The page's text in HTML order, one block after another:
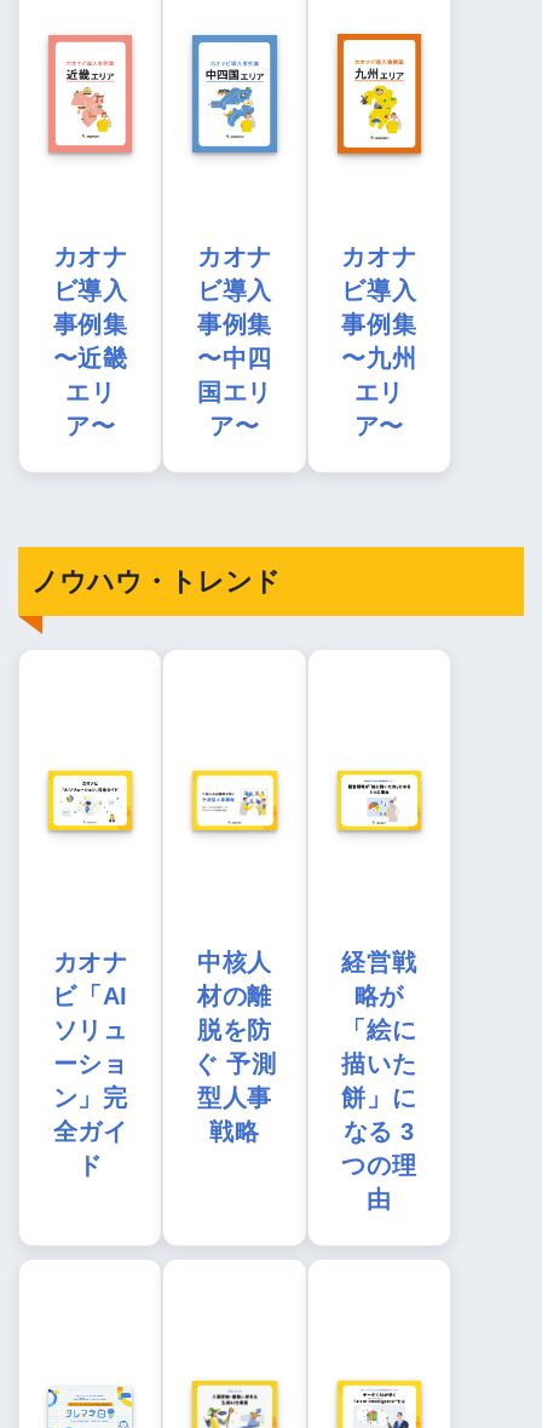
カオナ
ビ導入
事例集
〜近畿
エリ
ア〜
カオナ
ビ導入
事例集
〜中四
国エリ
ア〜
カオナ
ビ導入
事例集
〜九州
エリ
ア〜
ノウハウ・トレンド
カオナ
ビ「AI
ソリュ
ーショ
ン」完
全ガイ
ド
中核人
材の離
脱を防
ぐ 予測
型人事
戦略
経営戦
略が
「絵に
描いた
餅」に
なる 3
つの理
由